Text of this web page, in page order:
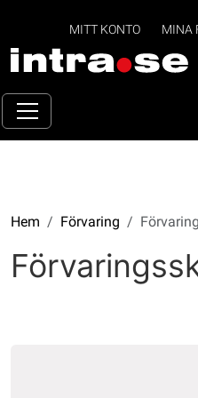
MITT KONTO MINA
Hem Förvaring